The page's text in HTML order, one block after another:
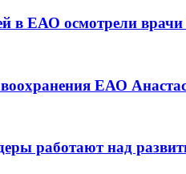
в ЕАО осмотрели
ЕАО
работают над